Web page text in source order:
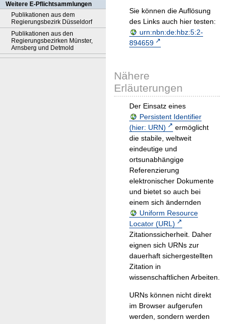
Weitere E-Pflichtsammlungen
Publikationen aus dem
Regierungsbezirk Düsseldorf
Publikationen aus den
Regierungsbezirken Münster,
Arnsberg und Detmold
Sie können die Auflösung
des Links auch hier testen:
urn:nbn:de:hbz:5:2-
894659
Nähere
Erläuterungen
Der Einsatz eines
Persistent Identifier
(hier: URN)
ermöglicht
die stabile, weltweit
eindeutige und
ortsunabhängige
Referenzierung
elektronischer Dokumente
und bietet so auch bei
einem sich ändernden
Uniform Resource
Locator (URL)
Zitationssicherheit. Daher
eignen sich URNs zur
dauerhaft sichergestellten
Zitation in
wissenschaftlichen Arbeiten.
URNs können nicht direkt
im Browser aufgerufen
werden, sondern werden